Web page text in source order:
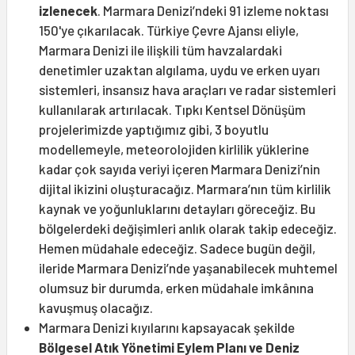
izlenecek. Marmara Denizi’ndeki 91 izleme noktası
150'ye çıkarılacak. Türkiye Çevre Ajansı eliyle,
Marmara Denizi ile ilişkili tüm havzalardaki
denetimler uzaktan algılama, uydu ve erken uyarı
sistemleri, insansız hava araçları ve radar sistemleri
kullanılarak artırılacak. Tıpkı Kentsel Dönüşüm
projelerimizde yaptığımız gibi, 3 boyutlu
modellemeyle, meteorolojiden kirlilik yüklerine
kadar çok sayıda veriyi içeren Marmara Denizi’nin
dijital ikizini oluşturacağız. Marmara’nın tüm kirlilik
kaynak ve yoğunluklarını detayları göreceğiz. Bu
bölgelerdeki değişimleri anlık olarak takip edeceğiz.
Hemen müdahale edeceğiz. Sadece bugün değil,
ileride Marmara Denizi’nde yaşanabilecek muhtemel
olumsuz bir durumda, erken müdahale imkânına
kavuşmuş olacağız.
Marmara Denizi kıyılarını kapsayacak şekilde
Bölgesel Atık Yönetimi Eylem Planı ve Deniz